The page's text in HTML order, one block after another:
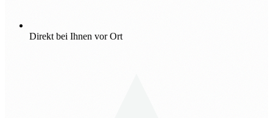
Direkt bei Ihnen vor Ort